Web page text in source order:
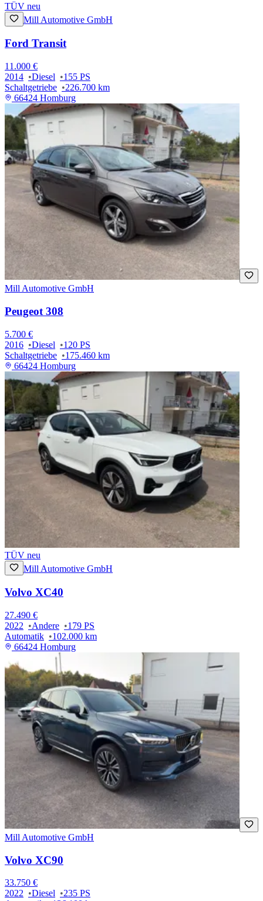
TÜV neu
Mill Automotive GmbH
Ford Transit
11.000 €
2014
Diesel
155 PS
Schaltgetriebe
226.700 km
66424 Homburg
Mill Automotive GmbH
Peugeot 308
5.700 €
2016
Diesel
120 PS
Schaltgetriebe
175.460 km
66424 Homburg
TÜV neu
Mill Automotive GmbH
Volvo XC40
27.490 €
2022
Andere
179 PS
Automatik
102.000 km
66424 Homburg
Mill Automotive GmbH
Volvo XC90
33.750 €
2022
Diesel
235 PS